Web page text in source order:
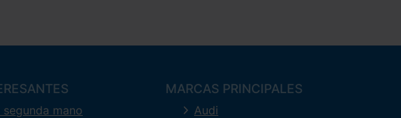
mano
MARCAS PRINCIPALES
Audi